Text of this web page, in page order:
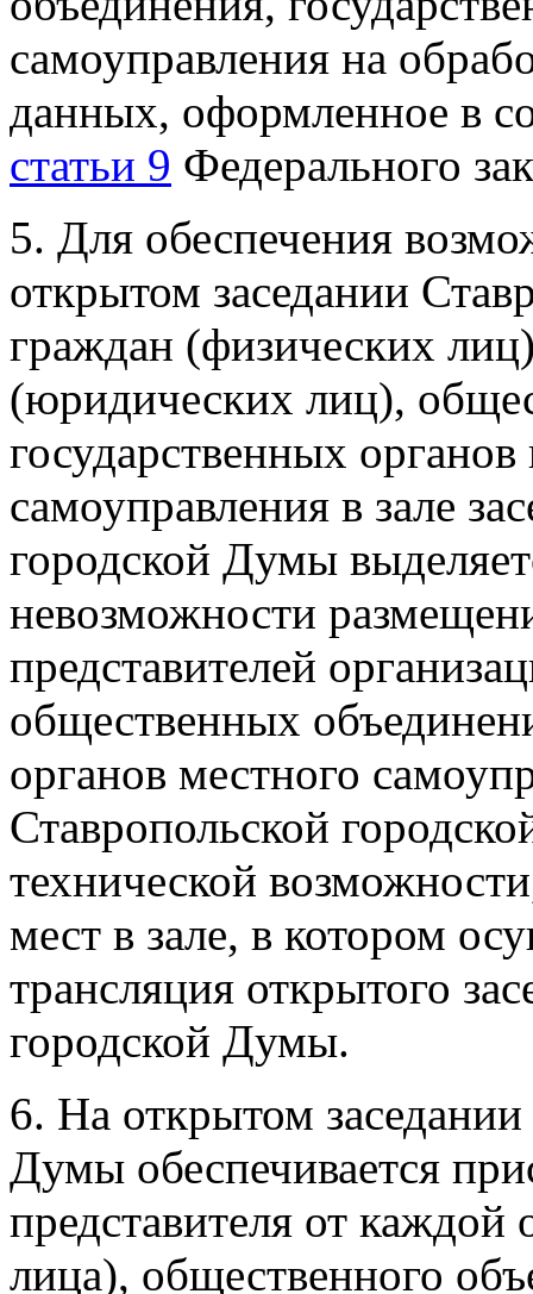
самоуправления на
данных, оформленное в
статьи 9 Федерального
5. Для обеспечения
открытом заседании
граждан (физических
(юридических лиц),
государственных
самоуправления в зале
городской Думы
невозможности
представителей
общественных
органов местного
Ставропольской
технической
мест в зале, в котором
трансляция открытого
городской Думы.
6. На открытом
Думы обеспечивается
представителя от
лица), общественного